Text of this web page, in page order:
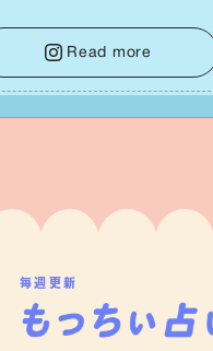
疲れていそうな⼈をいたわることに
を使いましょう。ここでしっかりとエ
ギーを蓄え、困難を乗り越える⼒に
しょう。
Read more
毎週更新